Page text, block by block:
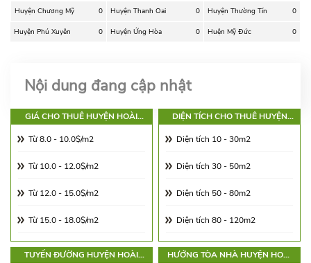
Huyện Chương Mỹ 0 Huyện Thanh Oai 0 Huyện Thường Tín 0
Huyện Phú Xuyên 0 Huyện Ứng Hòa 0 Huện Mỹ Đức 0
Nội dung đang cập nhật
GIÁ CHO THUÊ HUYỆN HOÀI
Từ 8.0 - 10.0$/m2
Từ 10.0 - 12.0$/m2
Từ 12.0 - 15.0$/m2
Từ 15.0 - 18.0$/m2
Từ 18.0 - 21.0$/m2
DIỆN TÍCH CHO THUÊ HUYỆN
Diện tích 10 - 30m2
Diện tích 30 - 50m2
Diện tích 50 - 80m2
Diện tích 80 - 120m2
Diện tích 120 - 180m2
TUYẾN ĐƯỜNG HUYỆN HOÀI
HƯỚNG TÒA NHÀ HUYỆN HOÀI